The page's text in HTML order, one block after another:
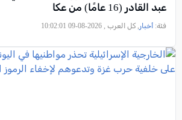
عبد القادر (16 عامًا) من عكا
فئة: أخبار , كل العرب , 2026-08-09 10:02:01